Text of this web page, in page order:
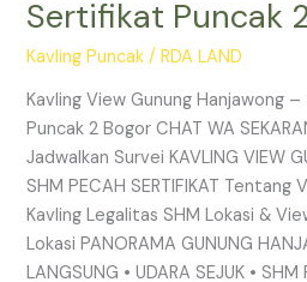
Sertifikat Puncak
Kavling Puncak /RDA LAND
Kavling View Gunung Hanjawong
Puncak 2 Bogor CHAT WA
Jadwalkan Survei KAVLING VIEW
SHM PECAH SERTIFIKAT Tentang
Kavling Legalitas SHM Lokasi &
Lokasi PANORAMA GUNUNG
LANGSUNG • UDARA SEJUK • SHM